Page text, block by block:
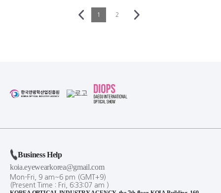
1 2
Business Help
koia.eyewearkorea@gmail.com
Mon-Fri, 9 am~6 pm (GMT+9)
(Present Time : Fri, 6:33:07 am )